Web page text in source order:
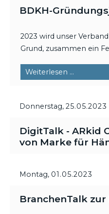
BDKH-
2023 wird unser
Grund, zusammen ein
Weiterlesen …
Donnerstag, 25.05.2023
DigitTalk - ARkid
von Marke für
Montag, 01.05.2023
BranchenTalk